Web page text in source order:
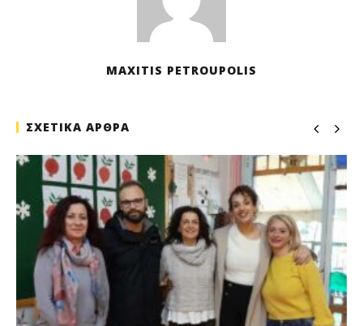
MAXITIS PETROUPOLIS
ΣΧΕΤΙΚΑ ΑΡΘΡΑ